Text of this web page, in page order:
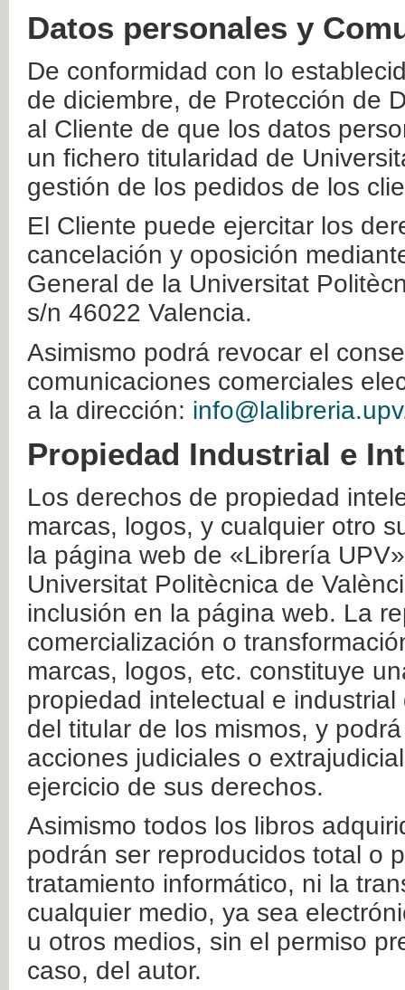
Datos personales y
De conformidad con lo
de diciembre, de Protección de
al Cliente de que los datos
un fichero titularidad de
gestión de los pedidos de los
El Cliente puede ejercitar los
cancelación y oposición
General de la Universitat
s/n 46022 Valencia.
Asimismo podrá revocar el
comunicaciones comerciales
a la dirección:
Propiedad Industrial e
Los derechos de propiedad
marcas, logos, y cualquier otro
la página web de «Librería
Universitat Politècnica de
inclusión en la página web. La
comercialización o
marcas, logos, etc. constituye
propiedad intelectual e
del titular de los mismos, y
acciones judiciales o
ejercicio de sus derechos.
Asimismo todos los libros
podrán ser reproducidos total o
tratamiento informático, ni la
cualquier medio, ya sea
u otros medios, sin el permiso
caso, del autor.